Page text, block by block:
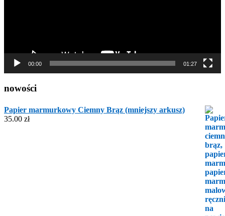
00:00 01:27
nowości
Papier marmurkowy Ciemny Brąz (mniejszy arkusz)
35.00 zł